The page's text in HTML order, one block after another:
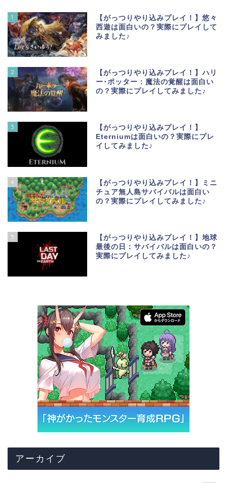
1
【がっつりやり込みプレイ！】悠々
西遊は面白いの？実際にプレイして
みました♪
2
【がっつりやり込みプレイ！】ハリ
ー･ポッター：魔法の覚醒は面白い
の？実際にプレイしてみました♪
3
【がっつりやり込みプレイ！】
Eterniumは面白いの？実際にプレ
イしてみました♪
4
【がっつりやり込みプレイ！】ミニ
チュア無人島サバイバルは面白い
の？実際にプレイしてみました♪
5
【がっつりやり込みプレイ！】地球
最後の日：サバイバルは面白いの？
実際にプレイしてみました♪
アーカイブ